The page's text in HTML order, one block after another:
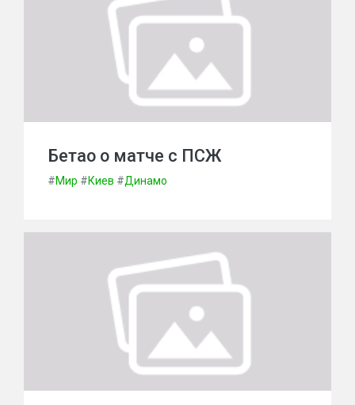
Бетао о матче с ПСЖ
#Мир #Киев #Динамо